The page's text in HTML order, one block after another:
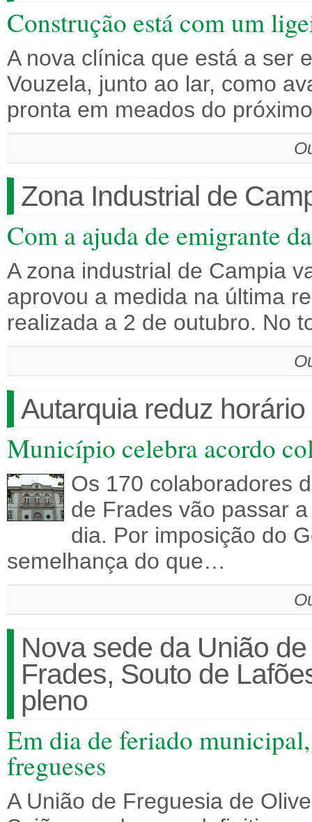
Construção está com um
A nova clínica que está a ser
Vouzela, junto ao lar, como
pronta em meados do
Zona Industrial de
Com a ajuda de emigrante
A zona industrial de Campia
aprovou a medida na última
realizada a 2 de outubro. No
Autarquia reduz
Município celebra acordo
Os 170 colaboradores
de Frades vão passar
dia. Por imposição do
semelhança do que…
Nova sede da União
Frades, Souto de
pleno
Em dia de feriado
fregueses
A União de Freguesia de